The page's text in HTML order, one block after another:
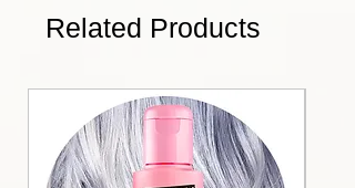
Dermatoloģiski testēta formula
VeganOK sertificēts produkts
Related Products